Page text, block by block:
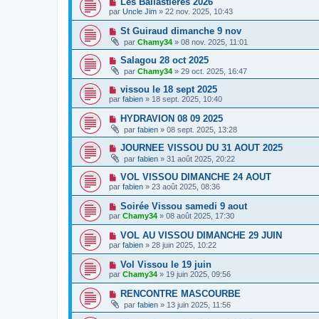
par Uncle Jim » 22 nov. 2025, 10:43
St Guiraud dimanche 9 nov
par Chamy34 » 08 nov. 2025, 11:01
Salagou 28 oct 2025
par Chamy34 » 29 oct. 2025, 16:47
vissou le 18 sept 2025
par fabien » 18 sept. 2025, 10:40
HYDRAVION 08 09 2025
par fabien » 08 sept. 2025, 13:28
JOURNEE VISSOU DU 31 AOUT 2025
par fabien » 31 août 2025, 20:22
VOL VISSOU DIMANCHE 24 AOUT
par fabien » 23 août 2025, 08:36
Soirée Vissou samedi 9 aout
par Chamy34 » 08 août 2025, 17:30
VOL AU VISSOU DIMANCHE 29 JUIN
par fabien » 28 juin 2025, 10:22
Vol Vissou le 19 juin
par Chamy34 » 19 juin 2025, 09:56
RENCONTRE MASCOURBE
par fabien » 13 juin 2025, 11:56